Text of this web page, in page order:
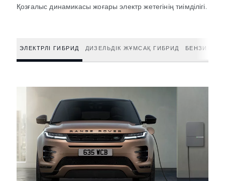
Қозғалыс динамикасы жоғары электр жетегінің тиімділігі.
ЭЛЕКТРЛІ ГИБРИД ДИЗЕЛЬДІК ЖҰМСАҚ ГИБРИД